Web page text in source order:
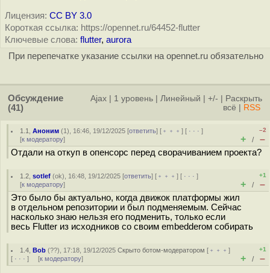
Лицензия: CC BY 3.0
Короткая ссылка: https://opennet.ru/64452-flutter
Ключевые слова: flutter, aurora
При перепечатке указание ссылки на opennet.ru обязательно
Обсуждение
(41)
Ajax 1 уровень Линейный +/-
Раскрыть
всё
RSS
1.1 ,Аноним (1), 16:46, 19/12/2025 [ответить] [ ﹢﹢﹢] [ · · ·]
[к модератору]
–2
+ / –
Отдали на откуп в опенсорс перед сворачиванием проекта?
1.2 ,sotlef (ok), 16:48, 19/12/2025 [ответить] [ ﹢﹢﹢] [ · · ·]
[к модератору]
+1
+ / –
Это было бы актуально, когда движок платформы жил
в отдельном репозитории и был подменяемым. Сейчас
насколько знаю нельзя его подменить, только если
весь Flutter из исходников со своим embedderом собирать
1.4 ,Bob (??), 17:18, 19/12/2025Скрыто ботом-модератором [ ﹢﹢﹢]
[ · · · ] [к модератору]
+1
+ / –